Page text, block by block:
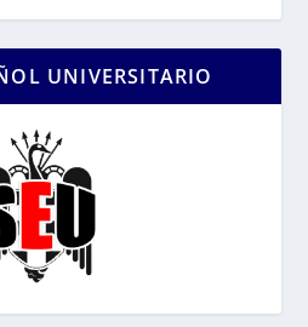
UNIVERSITARIO